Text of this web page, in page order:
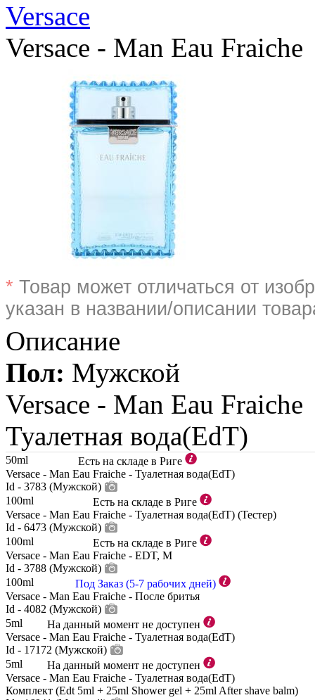
Versace
Versace - Man Eau Fraiche
* Товар может отличаться от
указан в названии/описании
Описание
Пол: Мужской
Versace - Man Eau Fraiche
Туалетная вода(EdT)
50ml
Есть на складе в Риге
Versace - Man Eau Fraiche - Туалетная вода(EdT)
Id - 3783 (Мужской)
100ml
Есть на складе в Риге
Versace - Man Eau Fraiche - Туалетная вода(EdT) (Тестер)
Id - 6473 (Мужской)
100ml
Есть на складе в Риге
Versace - Man Eau Fraiche - EDT, M
Id - 3788 (Мужской)
100ml
Под Заказ (5-7 рабочих дней)
Versace - Man Eau Fraiche - После бритья
Id - 4082 (Мужской)
5ml
На данный момент не доступен
Versace - Man Eau Fraiche - Туалетная вода(EdT)
Id - 17172 (Мужской)
5ml
На данный момент не доступен
Versace - Man Eau Fraiche - Туалетная вода(EdT)
Комплект (Edt 5ml + 25ml Shower gel + 25ml After shave balm)